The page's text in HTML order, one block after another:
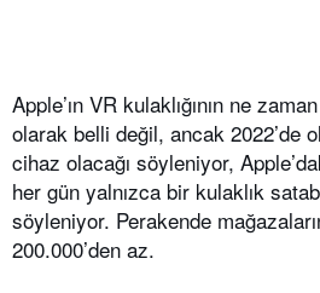
Apple’ın VR kulaklığının ne
olarak belli değil, ancak 2022’de
cihaz olacağı söyleniyor,
her gün yalnızca bir kulaklık
söyleniyor. Perakende
200.000’den az.